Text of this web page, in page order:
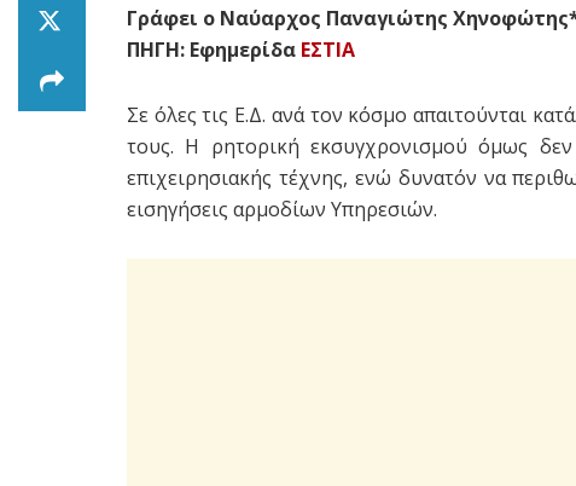
Γράφει ο Ναύαρχος Παναγιώτης
ΠΗΓΗ: Εφημερίδα ΕΣΤΙΑ
Σε όλες τις Ε.Δ. ανά τον κόσμο απαιτούνται
τους. Η ρητορική εκσυγχρονισμού όμως δεν
επιχειρησιακής τέχνης, ενώ δυνατόν να
εισηγήσεις αρμοδίων Υπηρεσιών.